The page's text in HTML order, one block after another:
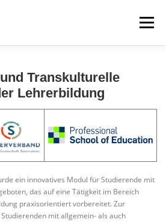
Menü
Transkulturelle
Lehrerbildung
ein innovatives Modul für Studierende mit
das auf eine Tätigkeit im Bereich
praxisorientiert vorbereitet. Zur
mit allgemein- als auch